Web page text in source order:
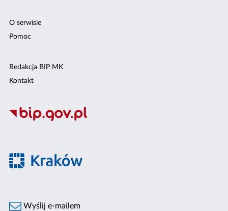
O serwisie
Pomoc
Redakcja BIP MK
Kontakt
Wyślij e-mailem